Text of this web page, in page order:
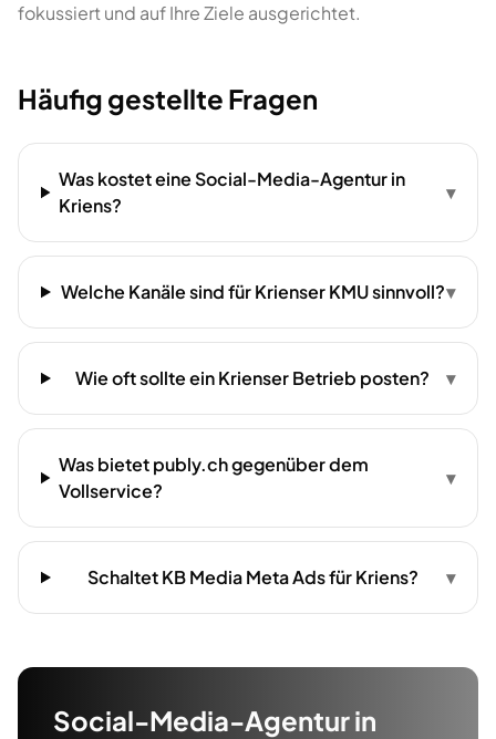
fokussiert und auf Ihre Ziele ausgerichtet.
Häufig gestellte Fragen
Was kostet eine Social-Media-Agentur in
Kriens?
▾
Welche Kanäle sind für Krienser KMU sinnvoll?▾
Wie oft sollte ein Krienser Betrieb posten? ▾
Was bietet publy.ch gegenüber dem
Vollservice?
▾
Schaltet KB Media Meta Ads für Kriens? ▾
Social-Media-Agenturin